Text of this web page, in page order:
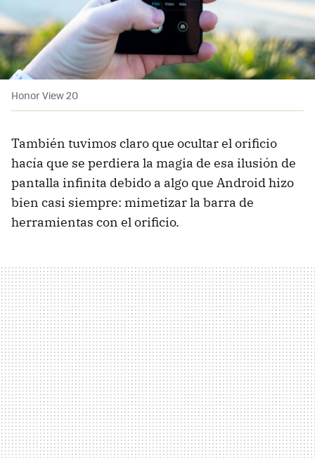
Honor View 20
También tuvimos claro que ocultar el orificio
hacía que se perdiera la magia de esa ilusión de
pantalla infinita debido a algo que Android hizo
bien casi siempre: mimetizar la barra de
herramientas con el orificio.